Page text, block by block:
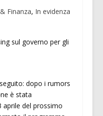
Finanza, In evidenza
dopo i rumors
è stata
aprile del prossimo